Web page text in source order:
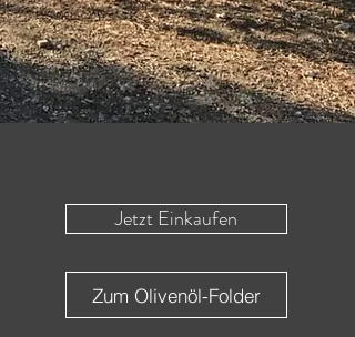
Jetzt Einkaufen
Zum Olivenöl-Folder